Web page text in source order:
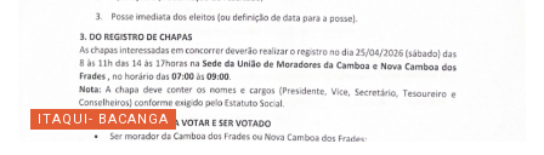
ITAQUI- BACANGA